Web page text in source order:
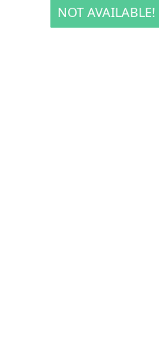
NOT AVAILABLE!
NOT AVAILABLE!